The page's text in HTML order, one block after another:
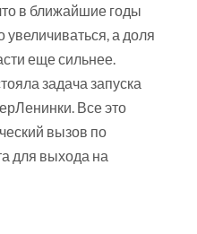
в ближайшие годы
увеличиваться, а доля
еще сильнее.
задача запуска
Все это
вызов по
для выхода на